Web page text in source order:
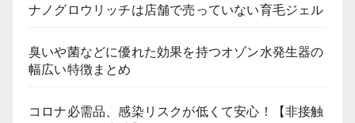
ナノグロウリッチは店舗で売っていない育毛ジェル
臭いや菌などに優れた効果を持つオゾン水発生器の
幅広い特徴まとめ
コロナ必需品、感染リスクが低くて安心！【非接触